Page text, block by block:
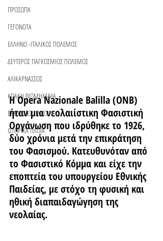
ΠΡΟΣΩΠΑ
ΓΕΓΟΝΟΤΑ
ΕΛΛΗΝΟ -ΙΤΑΛΙΚΟΣ ΠΟΛΕΜΟΣ
ΔΕΥΤΕΡΟΣ ΠΑΓΚΟΣΜΙΟΣ ΠΟΛΕΜΟΣ
ΑΛΙΚΑΡΝΑΣΣΟΣ
ΚΩΑΚΗ ΒΙΟΜΗΧΑΝΙΑ
ΕΚΚΛΗΣΙΕΣ - ΝΑΟΙ
ΙΣΤΟΡΙΚΑ ΠΛΟΙΑ
Η Opera Nazionale Balilla (ONB)
ήταν μια νεολαιίστικη Φασιστική
Οργάνωση που ιδρύθηκε το 1926,
δύο χρόνια μετά την επικράτηση
του Φασισμού. Κατευθυνόταν από
το Φασιστικό Κόμμα και είχε την
εποπτεία του υπουργείου Εθνικής
Παιδείας, με στόχο τη φυσική και
ηθική διαπαιδαγώγηση της
νεολαίας.